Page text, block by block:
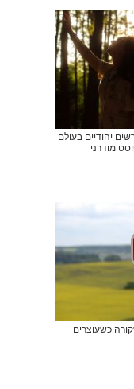
יהודיים בעולם
מודרני
כשעוצרים